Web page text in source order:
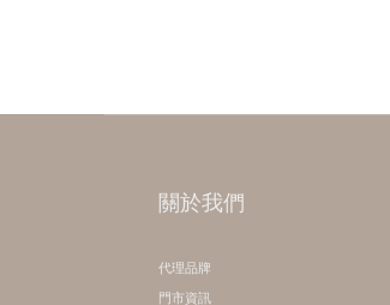
關於我們
代理品牌
門市資訊